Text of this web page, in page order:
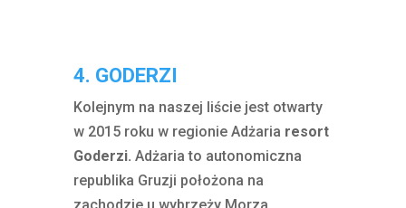
4. GODERZI
Kolejnym na naszej liście jest otwarty
w 2015 roku w regionie Adżaria resort
Goderzi. Adżaria to autonomiczna
republika Gruzji położona na